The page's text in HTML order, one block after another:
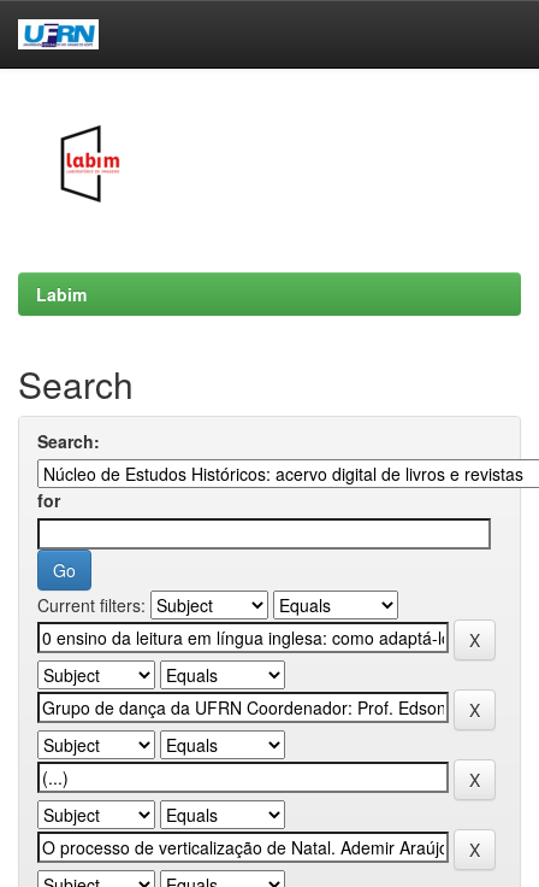
Labim
Search
Search:
for
Current filters: